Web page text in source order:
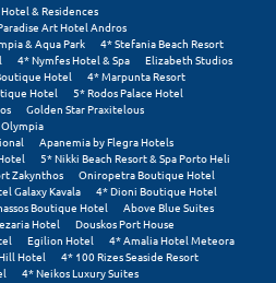
& Residences
Art Hotel Andros
& Aqua Park
4* Stefania Beach Resort
4* Nymfes Hotel & Spa
Elizabeth Studios
Hotel
4* Marpunta Resort
Hotel
5* Rodos Palace Hotel
Golden Star Praxitelous
Apanemia by Flegra Hotels
5* Nikki Beach Resort & Spa Porto Heli
Zakynthos
Oniropetra Boutique Hotel
Galaxy Kavala
4* Dioni Boutique Hotel
Boutique Hotel
Above Blue Suites
Hotel
Douskos Port House
Egilion Hotel
4* Amalia Hotel Meteora
Hotel
4* 100 Rizes Seaside Resort
4* Neikos Luxury Suites